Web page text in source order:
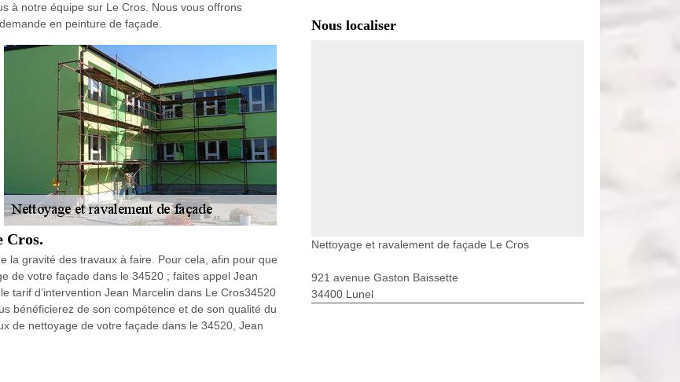
à notre équipe sur Le Cros. Nous vous offrons
en peinture de façade.
Cros.
la gravité des travaux à faire. Pour cela, afin pour que
de votre façade dans le 34520 ; faites appel Jean
tarif d’intervention Jean Marcelin dans Le Cros34520
bénéficierez de son compétence et de son qualité du
de nettoyage de votre façade dans le 34520, Jean
Nous localiser
Nettoyage et ravalement de façade Le Cros
921 avenue Gaston Baissette
34400 Lunel